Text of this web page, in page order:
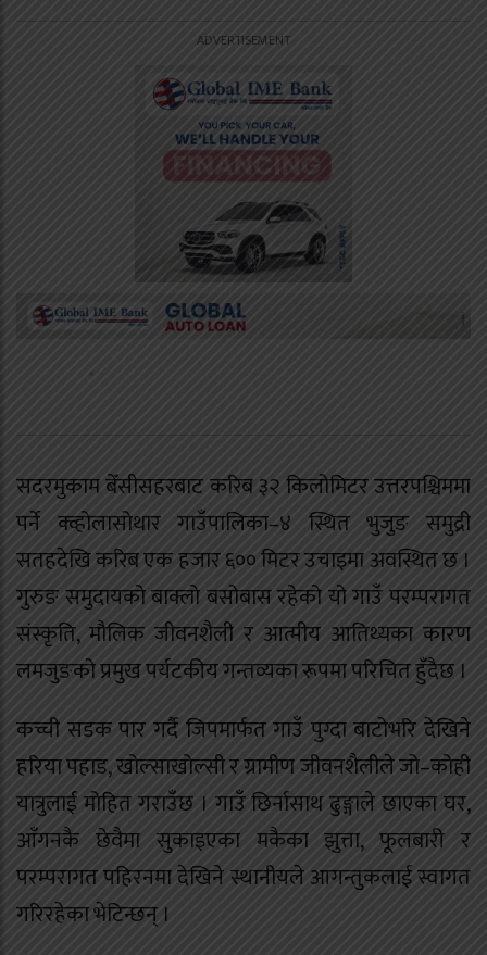
सदरमुकाम बेँसीसहरबाट करिब ३२ किलोमिटर उत्तरपश्चिममा
पर्ने क्व्होलासोथार गाउँपालिका–४ स्थित भुजुङ समुद्री
सतहदेखि करिब एक हजार ६०० मिटर उचाइमा अवस्थित छ ।
गुरुङ समुदायको बाक्लो बसोबास रहेको यो गाउँ परम्परागत
संस्कृति, मौलिक जीवनशैली र आत्मीय आतिथ्यका कारण
लमजुङको प्रमुख पर्यटकीय गन्तव्यका रूपमा परिचित हुँदैछ ।
कच्ची सडक पार गर्दै जिपमार्फत गाउँ पुग्दा बाटोभरि देखिने
हरिया पहाड, खोल्साखोल्सी र ग्रामीण जीवनशैलीले जो–कोही
यात्रुलाई मोहित गराउँछ । गाउँ छिर्नासाथ ढुङ्गाले छाएका घर,
आँगनकै छेवैमा सुकाइएका मकैका झुत्ता, फूलबारी र
परम्परागत पहिरनमा देखिने स्थानीयले आगन्तुकलाई स्वागत
गरिरहेका भेटिन्छन् ।